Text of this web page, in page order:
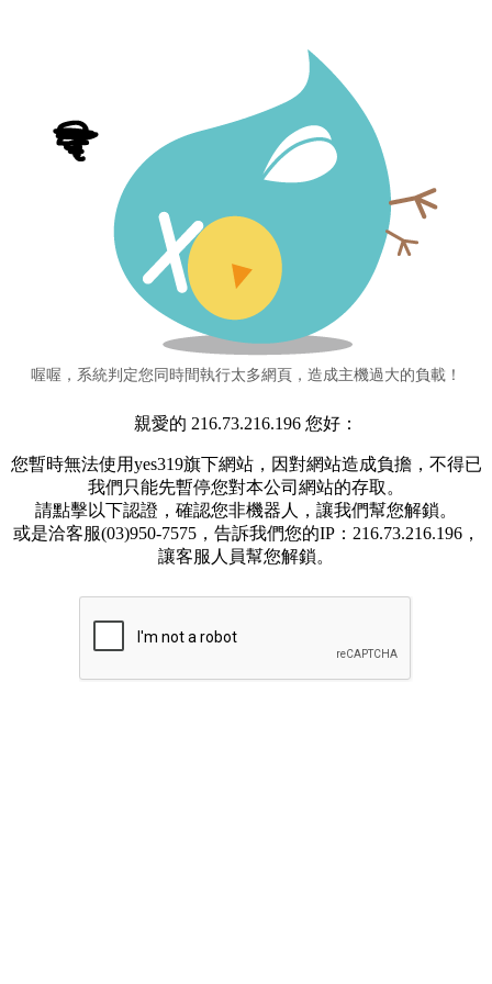
喔喔，系統判定您同時間執行太多網頁，造成主機過大的負載！
親愛的 216.73.216.196 您好：
您暫時無法使用yes319旗下網站，因對網站造成負擔，不得已
我們只能先暫停您對本公司網站的存取。
請點擊以下認證，確認您非機器人，讓我們幫您解鎖。
或是洽客服(03)950-7575，告訴我們您的IP：216.73.216.196，
讓客服人員幫您解鎖。